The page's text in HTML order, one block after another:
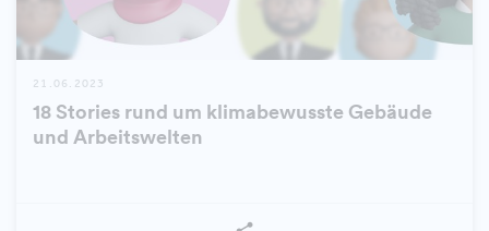
21.06.2023
18 Stories rund um klimabewusste Gebäude
und Arbeitswelten